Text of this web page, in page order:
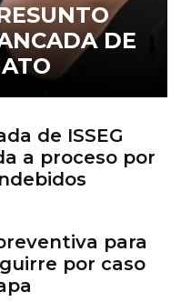
DE
de ISSEG
a proceso por
para
por caso